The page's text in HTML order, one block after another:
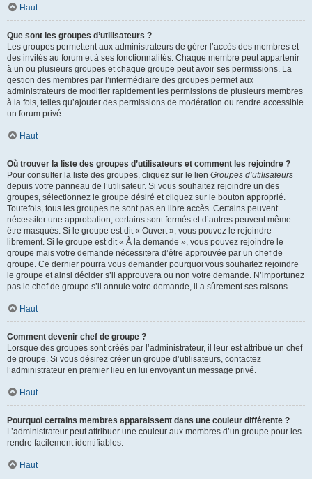
Haut
Que sont les groupes d’utilisateurs ?
Les groupes permettent aux administrateurs de gérer l’accès des membres et
des invités au forum et à ses fonctionnalités. Chaque membre peut appartenir
à un ou plusieurs groupes et chaque groupe peut avoir ses permissions. La
gestion des membres par l’intermédiaire des groupes permet aux
administrateurs de modifier rapidement les permissions de plusieurs membres
à la fois, telles qu’ajouter des permissions de modération ou rendre accessible
un forum privé.
Haut
Où trouver la liste des groupes d’utilisateurs et comment les rejoindre ?
Pour consulter la liste des groupes, cliquez sur le lien Groupes d’utilisateurs
depuis votre panneau de l’utilisateur. Si vous souhaitez rejoindre un des
groupes, sélectionnez le groupe désiré et cliquez sur le bouton approprié.
Toutefois, tous les groupes ne sont pas en libre accès. Certains peuvent
nécessiter une approbation, certains sont fermés et d’autres peuvent même
être masqués. Si le groupe est dit « Ouvert », vous pouvez le rejoindre
librement. Si le groupe est dit « À la demande », vous pouvez rejoindre le
groupe mais votre demande nécessitera d’être approuvée par un chef de
groupe. Ce dernier pourra vous demander pourquoi vous souhaitez rejoindre
le groupe et ainsi décider s’il approuvera ou non votre demande. N’importunez
pas le chef de groupe s’il annule votre demande, il a sûrement ses raisons.
Haut
Comment devenir chef de groupe ?
Lorsque des groupes sont créés par l’administrateur, il leur est attribué un chef
de groupe. Si vous désirez créer un groupe d’utilisateurs, contactez
l’administrateur en premier lieu en lui envoyant un message privé.
Haut
Pourquoi certains membres apparaissent dans une couleur différente ?
L’administrateur peut attribuer une couleur aux membres d’un groupe pour les
rendre facilement identifiables.
Haut